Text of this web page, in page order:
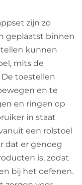
zijn zo
geplaatst binnen
kunnen
mits de
toestellen
en te
en ringen op
in staat
een rolstoel
dat er genoeg
is, zodat
bij het oefenen.